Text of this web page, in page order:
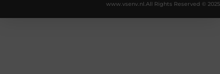
All Rights Reserved © 2025
www.vsenv.nl.